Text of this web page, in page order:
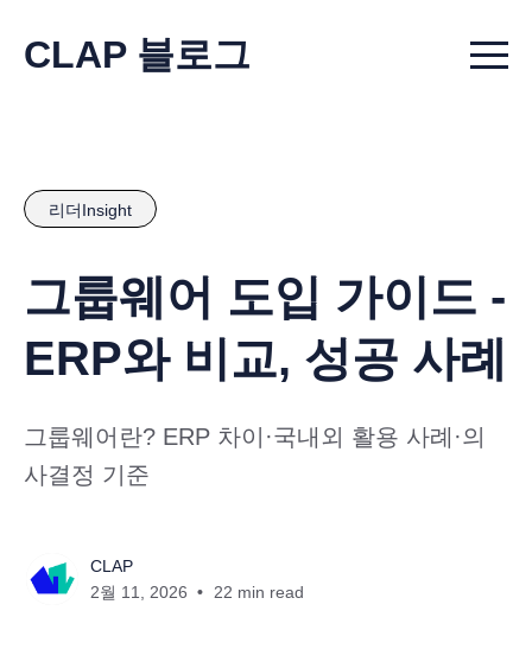
CLAP 블로그 Menu
리더Insight
그룹웨어 도입 가이드 -
ERP와 비교, 성공 사례
그룹웨어란? ERP 차이·국내외 활용 사례·의
사결정 기준
CLAP
2월 11, 2026
22 min read